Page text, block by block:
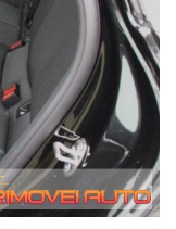
dalla Stazione
sede.
da tutta Italia.
le auto sono in
sede sono
tutte in salone